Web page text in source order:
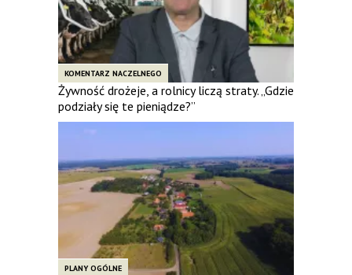
KOMENTARZ NACZELNEGO
Żywność drożeje, a rolnicy liczą straty. „Gdzie
podziały się te pieniądze?”
PLANY OGÓLNE